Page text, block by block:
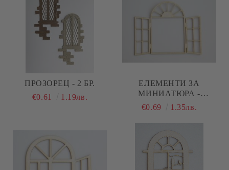
ПРОЗОРЕЦ - 2 БР.
€0.61
1.19лв.
EЛЕМЕНТИ ЗА
МИНИАТЮРА -
ОТВОРЕН ПРОЗОРЕЦ С
€0.69 1.35лв.